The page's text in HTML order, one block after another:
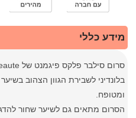
מידע כללי
בלונדיני לשבירת הגוון הצהוב
ומטופח.
הסרום מתאים גם לשיער שחור